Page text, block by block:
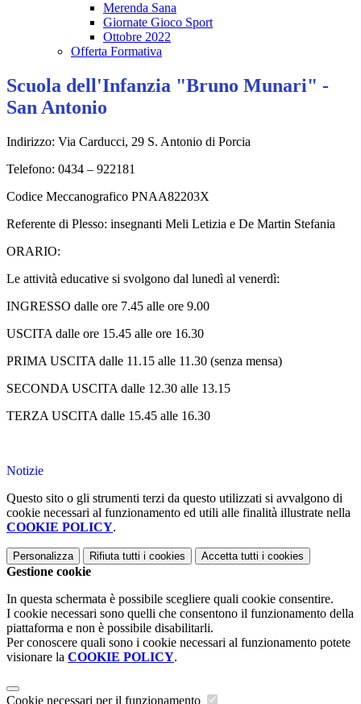
Merenda Sana
Giornate Gioco Sport
Ottobre 2022
Offerta Formativa
Scuola dell'Infanzia "Bruno Munari" -
San Antonio
Indirizzo: Via Carducci, 29 S. Antonio di Porcia
Telefono: 0434 – 922181
Codice Meccanografico PNAA82203X
Referente di Plesso: insegnanti Meli Letizia e De Martin Stefania
ORARIO:
Le attività educative si svolgono dal lunedì al venerdì:
INGRESSO dalle ore 7.45 alle ore 9.00
USCITA dalle ore 15.45 alle ore 16.30
PRIMA USCITA dalle 11.15 alle 11.30 (senza mensa)
SECONDA USCITA dalle 12.30 alle 13.15
TERZA USCITA dalle 15.45 alle 16.30
Notizie
Questo sito o gli strumenti terzi da questo utilizzati si avvalgono di
cookie necessari al funzionamento ed utili alle finalità illustrate nella
COOKIE POLICY.
Personalizza Rifiuta tutti i cookies Accetta tutti i cookies
Gestione cookie
In questa schermata è possibile scegliere quali cookie consentire.
I cookie necessari sono quelli che consentono il funzionamento della
piattaforma e non è possibile disabilitarli.
Per conoscere quali sono i cookie necessari al funzionamento potete
visionare la COOKIE POLICY.
Cookie necessari per il funzionamento